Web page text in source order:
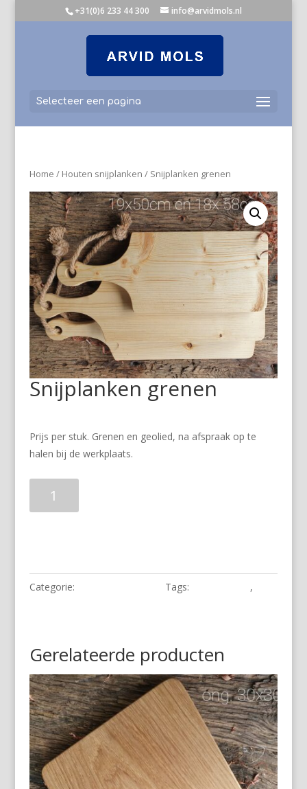
+31(0)6 233 44 300 info@arvidmols.nl
Selecteer een pagina
Home / Houten snijplanken / Snijplanken grenen
Snijplanken grenen
Prijs per stuk. Grenen en geolied, na afspraak op te
halen bij de werkplaats.
grenen
Categorie: Tags:
,
Gerelateerde producten